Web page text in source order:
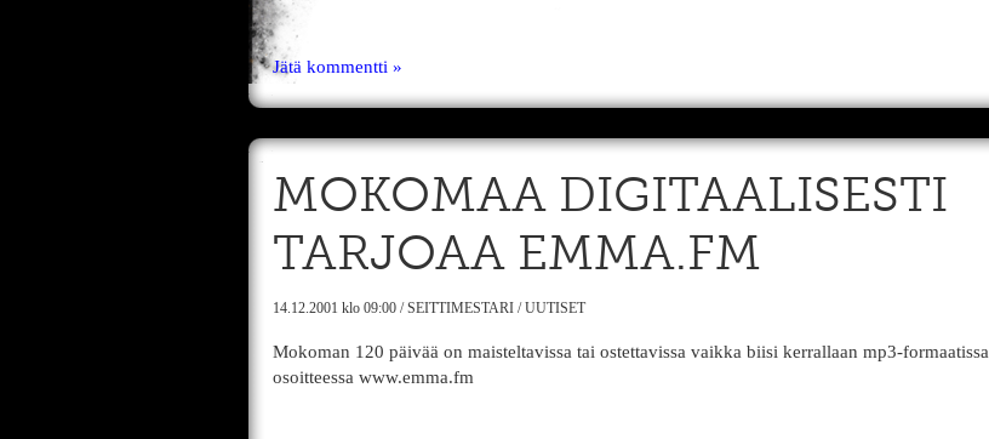
Jätä kommentti »
MOKOMAA DIGITAALISESTI
TARJOAA EMMA.FM
14.12.2001 klo 09:00 /SEITTIMESTARI /UUTISET
Mokoman 120 päivää on maisteltavissa tai ostettavissa vaikka biisi kerrallaan mp3-formaatissa
osoitteessa www.emma.fm